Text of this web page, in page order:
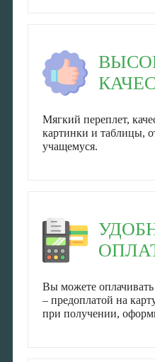
Мягкий переплет,
картинки и таблицы,
учащемуся.
Вы можете
– предоплатой на
при получении,